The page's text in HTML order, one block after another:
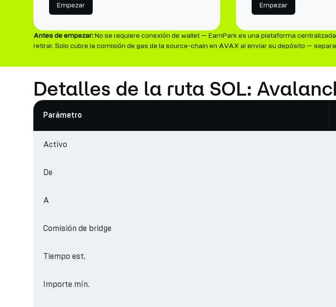
Empezar Empezar
Antes de empezar:No se requiere conexión de wallet — EarnPark es una plataforma
retirar. Solo cubre la comisión de gas de la source-chain en AVAX al enviar su depósito —
Detalles de la ruta SOL:
Parámetro
Activo
De
A
Comisión de bridge
Tiempo est.
Importe mín.